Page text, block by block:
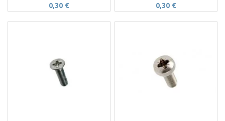
0,30 € 0,30 €